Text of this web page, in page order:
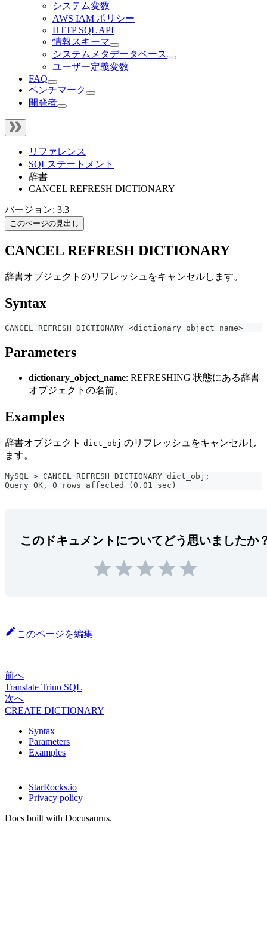
システム変数
AWS IAM ポリシー
HTTP SQL API
情報スキーマ
システムメタデータベース
ユーザー定義変数
FAQ
ベンチマーク
開発者
リファレンス
SQLステートメント
辞書
CANCEL REFRESH DICTIONARY
バージョン: 3.3
このページの見出し
CANCEL REFRESH DICTIONARY
辞書オブジェクトのリフレッシュをキャンセルします。
Syntax
CANCEL REFRESH DICTIONARY <dictionary_object_name>
Parameters
dictionary_object_name: REFRESHING 状態にある辞書
オブジェクトの名前。
Examples
辞書オブジェクト dict_obj のリフレッシュをキャンセルし
ます。
MySQL > CANCEL REFRESH DICTIONARY dict_obj;
Query OK, 0 rows affected (0.01 sec)
このドキュメントについてどう思いましたか
このページを編集
前へ
Translate Trino SQL
次へ
CREATE DICTIONARY
Syntax
Parameters
Examples
StarRocks.io
Privacy policy
Docs built with Docusaurus.